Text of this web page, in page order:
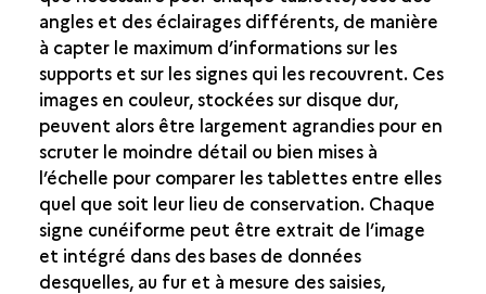
angles et des éclairages différents, de manière
à capter le maximum d’informations sur les
supports et sur les signes qui les recouvrent. Ces
images en couleur, stockées sur disque dur,
peuvent alors être largement agrandies pour en
scruter le moindre détail ou bien mises à
l’échelle pour comparer les tablettes entre elles
quel que soit leur lieu de conservation. Chaque
signe cunéiforme peut être extrait de l’image
et intégré dans des bases de données
desquelles, au fur et à mesure des saisies,